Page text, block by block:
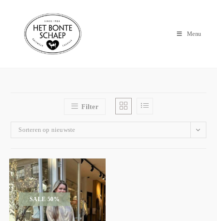
Menu
Filter
Sorteren op nieuwste
SALE 50%